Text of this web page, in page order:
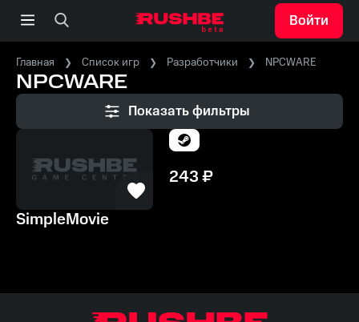
Войти
Главная Список игр Разработчики NPCWARE
NPCWARE
Показать фильтры
243₽
SimpleMovie